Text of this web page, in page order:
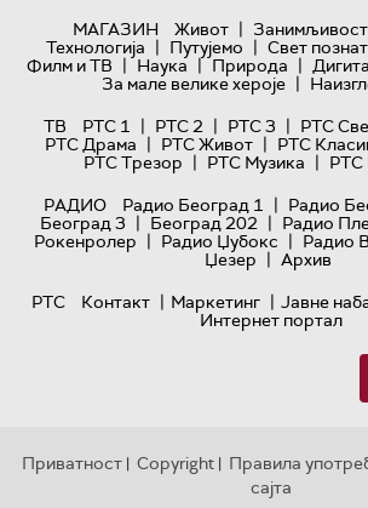
МАГАЗИН
Живот |
Технологијa | Путујемо | Свет
Филм и ТВ | Наука | Природа |
За мале велике хероје |
ТВ
РТС 1 | РТС 2 | РТС 3 | РТС
РТС Драма | РТС Живот | РТС
РТС Трезор | РТС Музика | РТС
РАДИО
Радио Београд 1 | Радио
Београд 3 | Београд 202 | Радио
Рокенролер | Радио Џубокс | Радио
Џезер | Архив
РТС
Контакт | Маркетинг | Јавне
Интернет портал
Приватност | Copyright | Правила
сајта